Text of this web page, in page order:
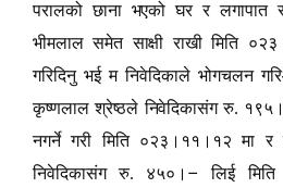
परालको छाना भएको घर र
भीमलाल समेत साक्षी राखी मिति
गरिदिनु भई म निवेदिकाले भोगचलन
कृष्णलाल श्रेष्ठले निवेदिकासंग रु. १९५।
नगर्ने गरी मिति ०२३।११।१२ मा र
निवेदिकासंग रु. ४५०। –लिई